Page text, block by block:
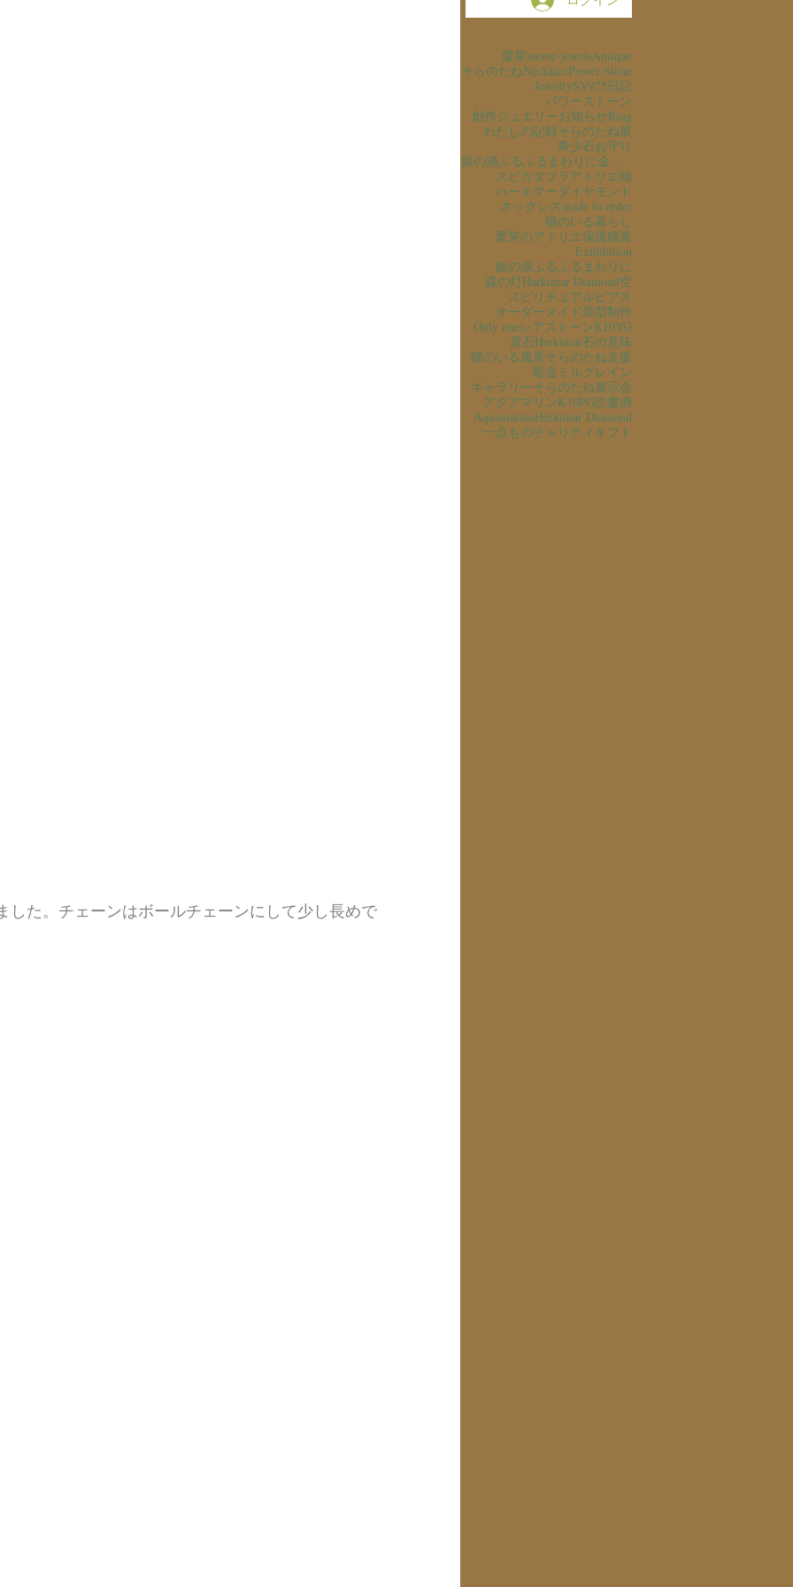
した。チェーンはボールチェーンにして少し長めで
愛芽meme-jewelsAntique
そらのたねNecklacePower Stone
JewelrySV925日記
パワーストーン
創作ジュエリーお知らせRing
わたしの記録そらのたね展
希少石お守り
銀の滴ふるふるまわりに金の滴ふるふるまわりに
スピカタブラ アトリエ猫
ハーキマーダイヤモンド
ネックレスmade to order
猫のいる暮らし
愛芽のアトリエ保護猫翼
Exihibition
銀の滴ふるふるまわりに
森の灯Harkimar Diamond空
スピリチュアルピアス
オーダーメイド原型制作
Only oneレアストーンK10YG
原石Herkimar石の意味
猫のいる風景そらのたね支援
彫金 ミルグレイン
ギャラリーそらのたね展示会
アクアマリンK10PG読書滴
AquamarineHerkimar Diamond
一点ものチャリティ ギフト